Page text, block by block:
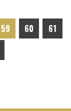
59 60
61